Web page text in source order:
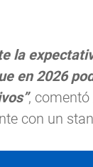
la
en 2026
, comentó
con un